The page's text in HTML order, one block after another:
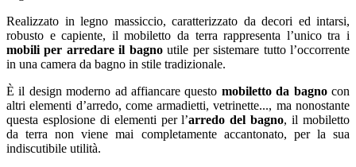
Realizzato in legno massiccio, caratterizzato da decori ed intarsi,
robusto e capiente, il mobiletto da terra rappresenta l’unico tra i
mobili per arredare il bagnoutile per sistemare tutto l’occorrente
in una camera da bagno in stile tradizionale.
È il design moderno ad affiancare questo mobiletto da bagnocon
altri elementi d’arredo, come armadietti, vetrinette..., ma nonostante
questa esplosione di elementi per l’arredo del bagno, il mobiletto
da terra non viene mai completamente accantonato, per la sua
indiscutibile utilità.